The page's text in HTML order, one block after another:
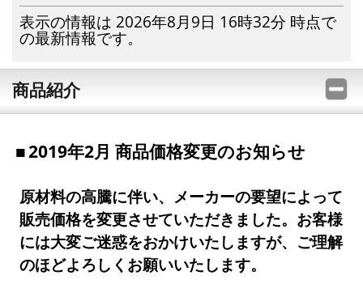
表示の情報は 2026年8月9日 16時32分 時点で
の最新情報です。
商品紹介
2019年2月 商品価格変更のお知らせ
原材料の高騰に伴い、メーカーの要望によって
販売価格を変更させていただきました。お客様
には大変ご迷惑をおかけいたしますが、ご理解
のほどよろしくお願いいたします。